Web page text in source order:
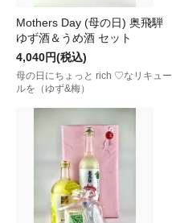
Mothers Day (母の日) 奥飛騨
ゆず酒＆うめ酒 セット
4,040円(税込)
母の日にちょっと rich ♡なリキュー
ルを（ゆず&梅）